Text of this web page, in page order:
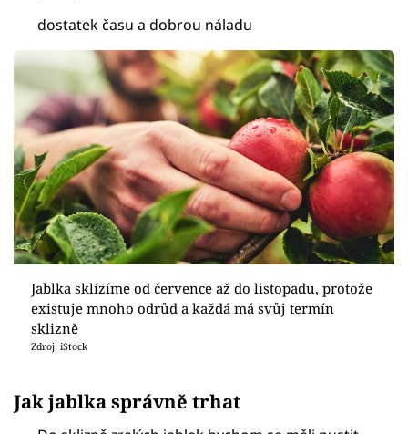
dostatek času a dobrou náladu
Jablka sklízíme od července až do listopadu, protože
existuje mnoho odrůd a každá má svůj termín
sklizně
Zdroj: iStock
Jak jablka správně trhat